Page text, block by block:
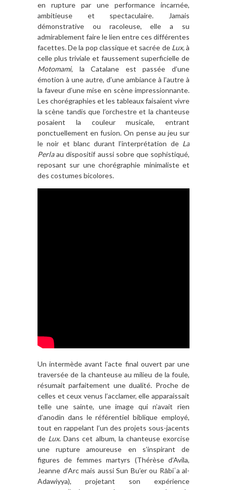
en rupture par une performance incarnée,
ambitieuse et spectaculaire. Jamais
démonstrative ou racoleuse, elle a su
admirablement faire le lien entre ces différentes
facettes. De la pop classique et sacrée de Lux,à
celle plus triviale et faussement superficielle de
Motomami, la Catalane est passée d’une
émotion à une autre, d’une ambiance à l’autre à
la faveur d’une mise en scène impressionnante.
Les chorégraphies et les tableaux faisaient vivre
la scène tandis que l’orchestre et la chanteuse
posaient la couleur musicale, entrant
ponctuellement en fusion. On pense au jeu sur
le noir et blanc durant l’interprétation de La
Perlaau dispositif aussi sobre que sophistiqué,
reposant sur une chorégraphie minimaliste et
des costumes bicolores.
Un intermède avant l’acte final ouvert par une
traversée de la chanteuse au milieu de la foule,
résumait parfaitement une dualité. Proche de
celles et ceux venus l’acclamer, elle apparaissait
telle une sainte, une image qui n’avait rien
d’anodin dans le référentiel biblique employé,
tout en rappelant l’un des projets sous-jacents
de Lux. Dans cet album, la chanteuse exorcise
une rupture amoureuse en s’inspirant de
figures de femmes martyrs (Thérèse d’Avila,
Jeanne d’Arc mais aussi Sun Bu’er ou Rābiʿa al-
Adawiyya), projetant son expérience